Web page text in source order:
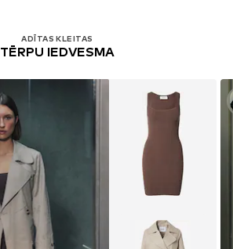
ADĪTAS KLEITAS
TĒRPU IEDVESMA